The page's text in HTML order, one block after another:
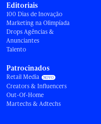
Editoriais
100 Dias de Inovação
Marketing na Olimpíada
Drops Agências &
Anunciantes
Talento
Patrocinados
Retail Media
Creators & Influencers
Out-Of-Home
Martechs & Adtechs